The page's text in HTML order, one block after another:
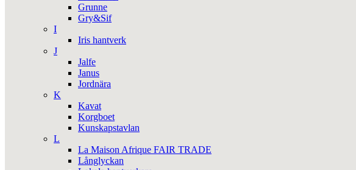
Grunne
Gry&Sif
I
Iris hantverk
J
Jalfe
Janus
Jordnära
K
Kavat
Korgboet
Kunskapstavlan
L
La Maison Afrique FAIR TRADE
Långlyckan